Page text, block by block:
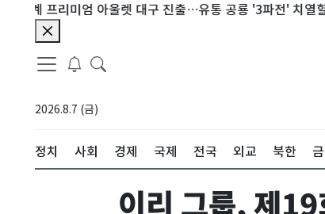
프리미엄 아울렛 대구 진출…유통 공룡 '3파전' 치열할 듯
2026.8.7 (금)
정치 사회 경제 국제 전국 외교 북한
이리 그룹, 제